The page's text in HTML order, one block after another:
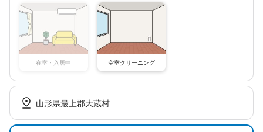
在室・入居中 空室クリーニング
山形県最上郡大蔵村